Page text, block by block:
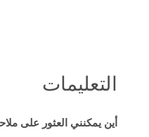
التعليمات
أين يمكنني العثور على